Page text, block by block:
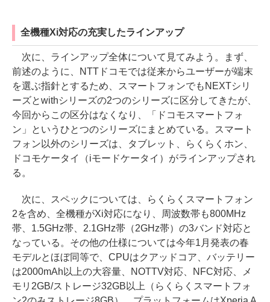
全機種Xi対応の充実したラインアップ
次に、ラインアップ全体について見てみよう。まず、
前述のように、NTTドコモでは従来からユーザーが端末
を選ぶ指針とするため、スマートフォンでもNEXTシリ
ーズとwithシリーズの2つのシリーズに区分してきたが、
今回からこの区分はなくなり、「ドコモスマートフォ
ン」というひとつのシリーズにまとめている。スマート
フォン以外のシリーズは、タブレット、らくらくホン、
ドコモケータイ（iモードケータイ）がラインアップされ
る。
次に、スペックについては、らくらくスマートフォン
2を含め、全機種がXi対応になり、周波数帯も800MHz
帯、1.5GHz帯、2.1GHz帯（2GHz帯）の3バンド対応と
なっている。その他の仕様については今年1月発表の春
モデルとほぼ同等で、CPUはクアッドコア、バッテリー
は2000mAh以上の大容量、NOTTV対応、NFC対応、メ
モリ2GB/ストレージ32GB以上（らくらくスマートフォ